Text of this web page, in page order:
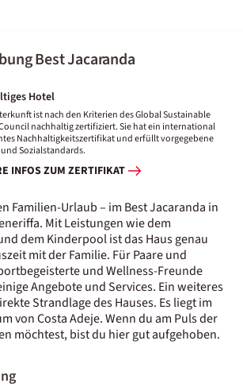
Best Jacaranda
Hotel
ist nach den Kriterien des Global Sustainable
nachhaltig zertifiziert. Sie hat ein international
Nachhaltigkeitszertifikat und erfüllt vorgegebene
Sozialstandards.
INFOS ZUM ZERTIFIKAT
Familien-Urlaub – im Best Jacaranda in
Mit Leistungen wie dem
dem Kinderpool ist das Haus genau
mit der Familie. Für Paare und
und Wellness-Freunde
Angebote und Services. Ein weiteres
Strandlage des Hauses. Es liegt im
von Costa Adeje. Wenn du am Puls der
möchtest, bist du hier gut aufgehoben.